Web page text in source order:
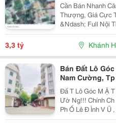
Cần Bán Nhanh
Thượng, Giá Cực Tốt 3,3 Tỷ Bán
&Ndash; Full Nội
&Ndash; Gần 23/10 Vị Trí: Thôn Vĩnh Điềm
3,3 tỷ Khánh
Bán Đất Lô
Nam Cường,
3.X Tỷ
Đấ T Lô Góc M Ặ
Ườ Ng!!! Chính Ch Ủ C Ầ N Bán Lô Đấ T Góc 2 M Ặ T
Ph Ố Lê Đ Ình V Ũ
Ả I D Ươ Ng - Di Ệ N Tích 57.25M2, H Ướ Ng Tây, Tây B